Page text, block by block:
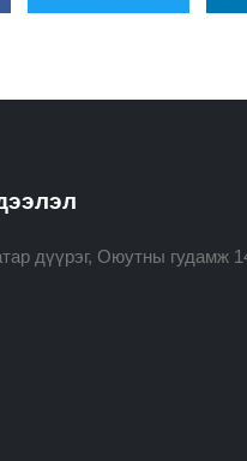
дүүрэг, Оюутны гудамж